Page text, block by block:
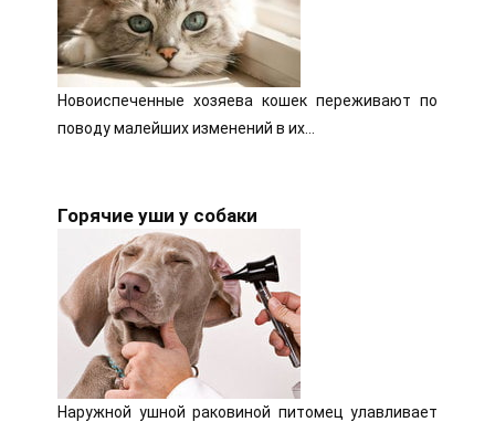
Новоиспеченные хозяева кошек переживают по
поводу малейших изменений в их…
Горячие уши у собаки
Наружной ушной раковиной питомец улавливает